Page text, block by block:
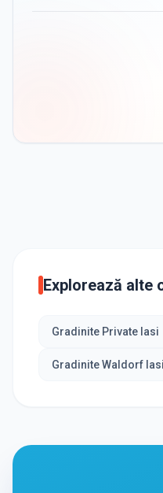
Explorează alte
Gradinite Private Iasi
Gradinite Waldorf Iasi